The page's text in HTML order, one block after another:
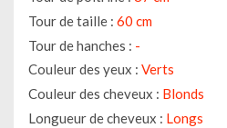
Tour de taille : 60 cm
Tour de hanches : -
Couleur des yeux : Verts
Couleur des cheveux : Blonds
Longueur de cheveux : Longs